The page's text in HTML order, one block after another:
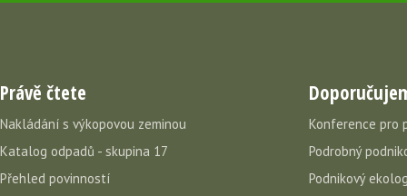
Právě čtete
Nakládání s výkopovou zeminou
Katalog odpadů - skupina 17
Přehled povinností
Konference pro
Podrobný
Podnikový